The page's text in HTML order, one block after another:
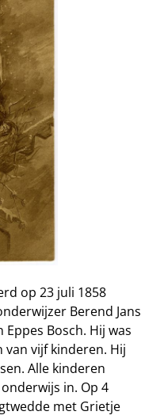
op 23 juli 1858
Berend Jans
Bosch. Hij was
vijf kinderen. Hij
Alle kinderen
in. Op 4
met Grietje